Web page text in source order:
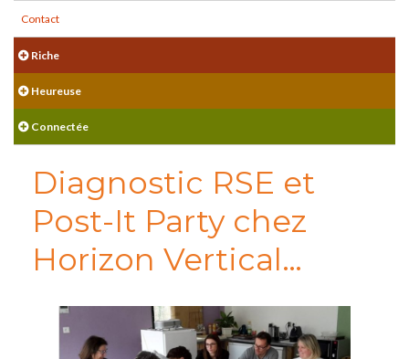
Contact
Riche
Heureuse
Connectée
Diagnostic RSE et
Post-It Party chez
Horizon Vertical…